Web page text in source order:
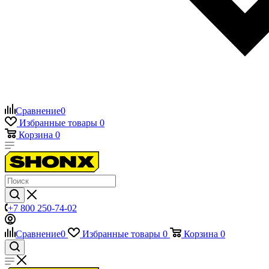
Сравнение0
Избранные товары 0
Корзина 0
+7 800 250-74-02
Сравнение0 Избранные товары 0 Корзина 0